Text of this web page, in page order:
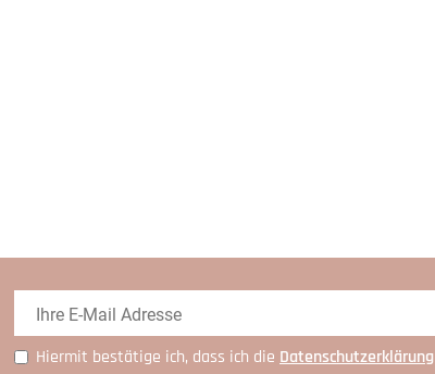
Hiermit bestätige ich, dass ich die Daten­schutz­erklärung